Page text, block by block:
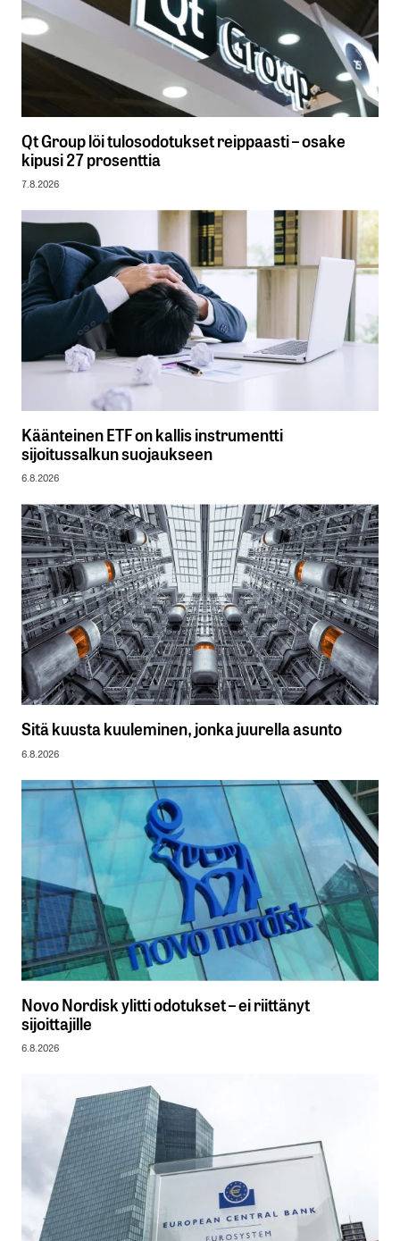
Qt Group löi tulosodotukset reippaasti – osake
kipusi 27 prosenttia
7.8.2026
Käänteinen ETF on kallis instrumentti
sijoitussalkun suojaukseen
6.8.2026
Sitä kuusta kuuleminen, jonka juurella asunto
6.8.2026
Novo Nordisk ylitti odotukset – ei riittänyt
sijoittajille
6.8.2026